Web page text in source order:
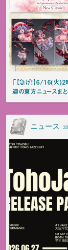
「【急げ！】6/16(
週の東方ニュースま
ニュース